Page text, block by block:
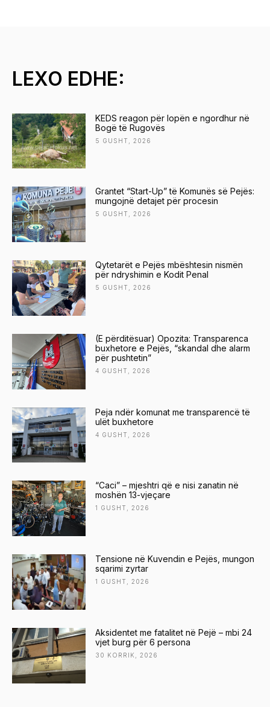
LEXO EDHE:
KEDS reagon për lopën e ngordhur në
Bogë të Rugovës
5 GUSHT, 2026
Grantet “Start-Up” të Komunës së Pejës:
mungojnë detajet për procesin
5 GUSHT, 2026
Qytetarët e Pejës mbështesin nismën
për ndryshimin e Kodit Penal
5 GUSHT, 2026
(E përditësuar) Opozita: Transparenca
buxhetore e Pejës, “skandal dhe alarm
për pushtetin”
4 GUSHT, 2026
Peja ndër komunat me transparencë të
ulët buxhetore
4 GUSHT, 2026
“Caci” – mjeshtri që e nisi zanatin në
moshën 13-vjeçare
1 GUSHT, 2026
Tensione në Kuvendin e Pejës, mungon
sqarimi zyrtar
1 GUSHT, 2026
Aksidentet me fatalitet në Pejë – mbi 24
vjet burg për 6 persona
30 KORRIK, 2026